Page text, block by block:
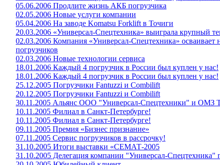
05.06.2006 Продлите жизнь АКБ погрузчика
02.05.2006 Новые услуги компании
05.04.2006 На заводе Komatsu Forklift в Точиги
20.03.2006 «Универсал-Спецтехника» выиграла крупный
02.03.2006 Компания «Универсал-Спецтехника»
погрузчиков
02.03.2006 Новые технологии сервиса
18.01.2006 Каждый 4 погрузчик в России был куплен у нас!
18.01.2006 Каждый 4 погрузчик в России был куплен у нас!
25.12.2005 Погрузчики Fantuzzi и Combilift
20.12.2005 Погрузчики Fantuzzi и Combilift
30.11.2005 Альянс ООО "Универсал-Спецтехники" и ОМЗ
10.11.2005 Филиал в Санкт-Петербурге!
10.11.2005 Филиал в Санкт-Петербурге!
09.11.2005 Премия «Бизнес признание»
07.11.2005 Сервис погрузчиков в рассрочку!
31.10.2005 Итоги выставки «СЕМАТ-2005
31.10.2005 Делегация компании "Универсал-